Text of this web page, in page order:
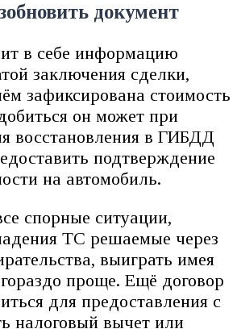
документ
в себе информацию
заключения сделки,
зафиксирована стоимость
он может при
восстановления в ГИБДД
подтверждение
на автомобиль.
спорные ситуации,
ТС решаемые через
выиграть имея
проще. Ещё договор
для предоставления с
налоговый вычет или